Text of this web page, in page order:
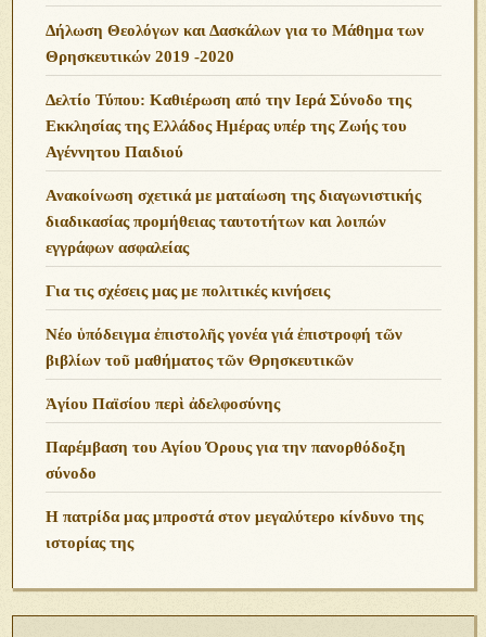
Δήλωση Θεολόγων και Δασκάλων για το Μάθημα των
Θρησκευτικών 2019 -2020
Δελτίο Τύπου: Καθιέρωση από την Ιερά Σύνοδο της
Εκκλησίας της Ελλάδος Ημέρας υπέρ της Ζωής του
Αγέννητου Παιδιού
Ανακοίνωση σχετικά με ματαίωση της διαγωνιστικής
διαδικασίας προμήθειας ταυτοτήτων και λοιπών
εγγράφων ασφαλείας
Για τις σχέσεις μας με πολιτικές κινήσεις
Νέο ὑπόδειγμα ἐπιστολῆς γονέα γιά ἐπιστροφή τῶν
βιβλίων τοῦ μαθήματος τῶν Θρησκευτικῶν
Ἁγίου Παϊσίου περὶ ἀδελφοσύνης
Παρέμβαση του Αγίου Όρους για την πανορθόδοξη
σύνοδο
Η πατρίδα μας μπροστά στον μεγαλύτερο κίνδυνο της
ιστορίας της